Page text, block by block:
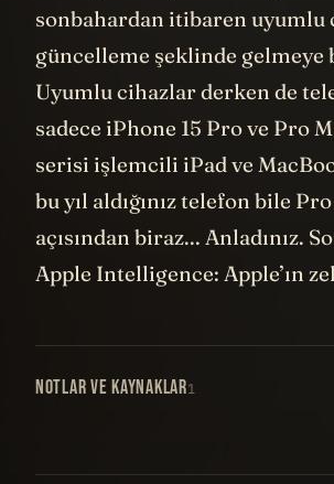
sonbahardan itibaren uyumlu
güncelleme şeklinde gelmeye
Uyumlu cihazlar derken de
sadece iPhone 15 Pro ve Pro
serisi işlemcili iPad ve
bu yıl aldığınız telefon bile
açısından biraz... Anladınız.
Apple Intelligence: Apple’ın
NOTLAR VE KAYNAKLAR1